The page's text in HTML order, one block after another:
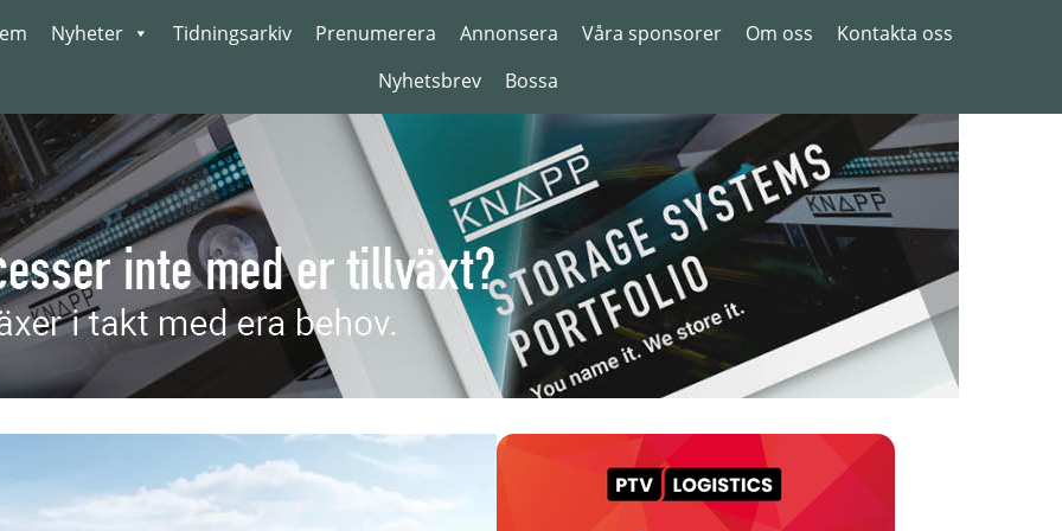
Nyheter Tidningsarkiv Prenumerera Annonsera Våra sponsorer Om oss
Kontakta oss
Nyhetsbrev
Bossa